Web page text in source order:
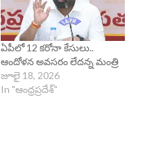
ఏపీలో 12 కరోనా కేసులు..
ఆందోళన అవసరం లేదన్న మంత్రి
జూలై 18, 2026
In "ఆంధ్రప్రదేశ్"